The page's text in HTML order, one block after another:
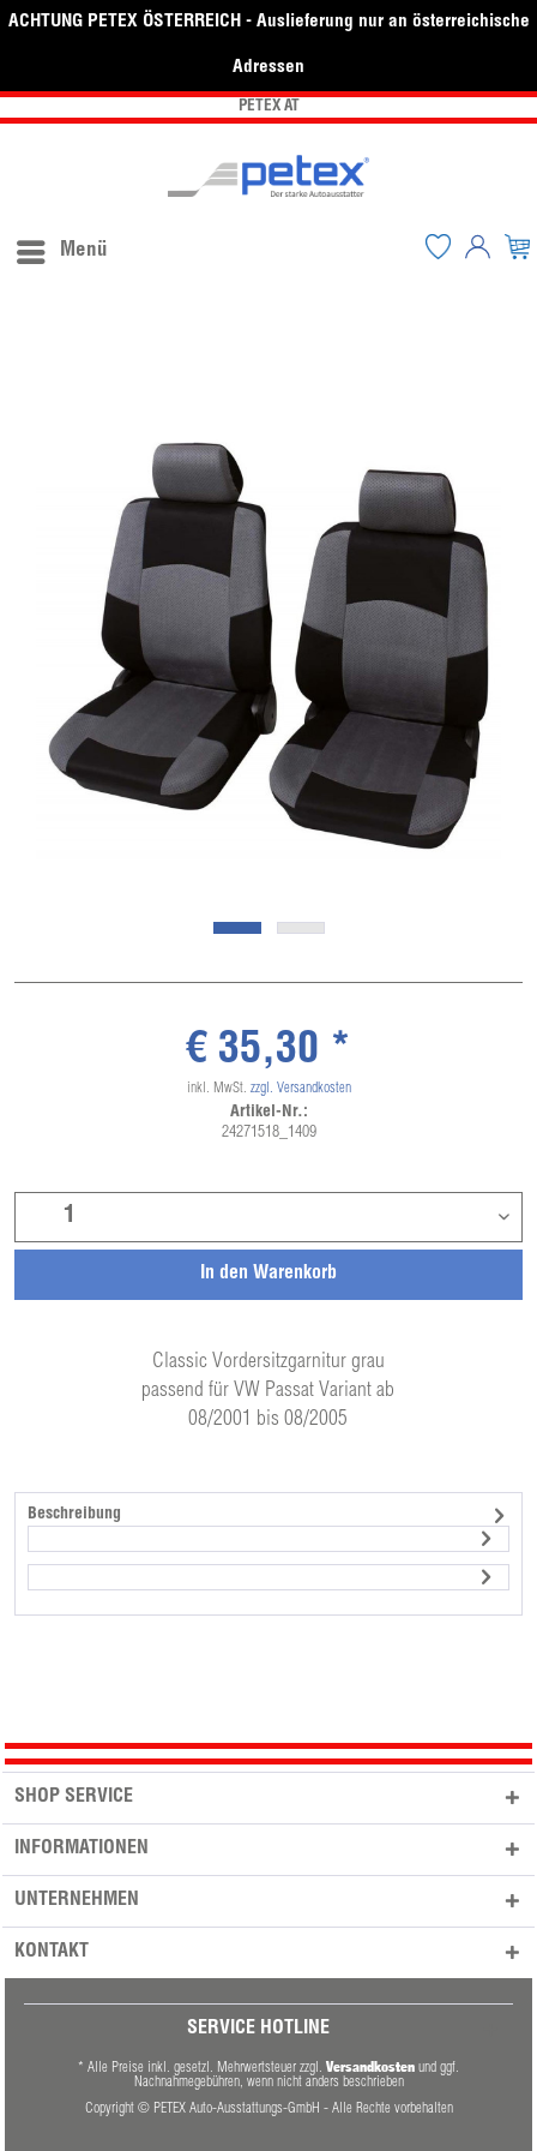
ACHTUNG PETEX ÖSTERREICH - Auslieferung nur an österreichische
Adressen
PETEX AT
Menü
Classic Vordersitzgarnitur grau
passend für VW Passat Variant ab
08/2001 bis 08/2005
In den Warenkorb
€ 35,30 *
inkl. MwSt. zzgl. Versandkosten
Artikel-Nr.:
24271518_1409
Beschreibung
SHOP SERVICE
INFORMATIONEN
UNTERNEHMEN
KONTAKT
SERVICE HOTLINE
* Alle Preise inkl. gesetzl. Mehrwertsteuer zzgl. Versandkosten und ggf.
Nachnahmegebühren, wenn nicht anders beschrieben
Copyright © PETEX Auto-Ausstattungs-GmbH - Alle Rechte vorbehalten